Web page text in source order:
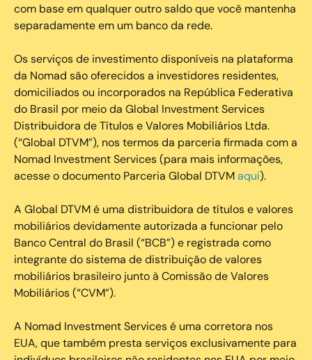
com base em qualquer outro saldo que você mantenha
separadamente em um banco da rede.
Os serviços de investimento disponíveis na plataforma
da Nomad são oferecidos a investidores residentes,
domiciliados ou incorporados na República Federativa
do Brasil por meio da Global Investment Services
Distribuidora de Títulos e Valores Mobiliários Ltda.
(“Global DTVM”), nos termos da parceria firmada com a
Nomad Investment Services (para mais informações,
acesse o documento Parceria Global DTVMaqui).
A Global DTVM é uma distribuidora de títulos e valores
mobiliários devidamente autorizada a funcionar pelo
Banco Central do Brasil (“BCB”) e registrada como
integrante do sistema de distribuição de valores
mobiliários brasileiro junto à Comissão de Valores
Mobiliários (“CVM”).
‍A Nomad Investment Services é uma corretora nos
EUA, que também presta serviços exclusivamente para